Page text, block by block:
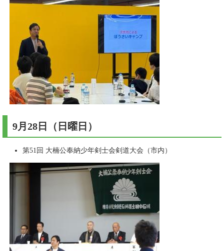
9月28日（日曜日）​
第51回 大楠公奉納少年剣士会剣道大会（市内）